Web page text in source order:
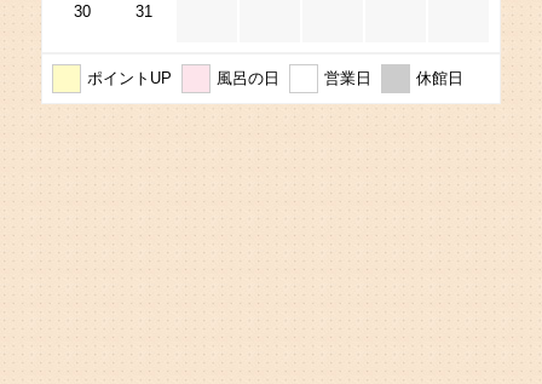
30 31
ポイントUP 風呂の日 営業日 休館日